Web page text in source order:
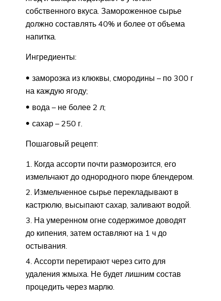
собственного вкуса. Замороженное сырье
должно составлять 40% и более от объема
напитка.
Ингредиенты:
заморозка из клюквы, смородины – по 300 г
на каждую ягоду;
вода – не более 2 л;
сахар – 250 г.
Пошаговый рецепт:
Когда ассорти почти разморозится, его
измельчают до однородного пюре блендером.
Измельченное сырье перекладывают в
кастрюлю, высыпают сахар, заливают водой.
На умеренном огне содержимое доводят
до кипения, затем оставляют на 1 ч до
остывания.
Ассорти перетирают через сито для
удаления жмыха. Не будет лишним состав
процедить через марлю.